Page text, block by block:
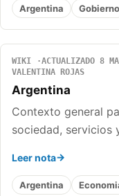
Argentina Gobierno
WIKI ACTUALIZADO 8
VALENTINA ROJAS
Argentina
Contexto general
sociedad, servicios
Leer nota
Argentina